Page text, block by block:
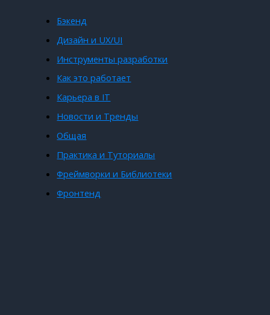
Бэкенд
Дизайн и UX/UI
Инструменты разработки
Как это работает
Карьера в IT
Новости и Тренды
Общая
Практика и Туториалы
Фреймворки и Библиотеки
Фронтенд